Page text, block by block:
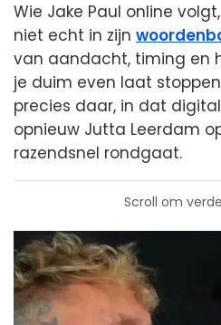
Wie Jake Paul online
niet echt in zijn
van aandacht, timing en
je duim even laat
precies daar, in dat
opnieuw Jutta Leerdam
razendsnel rondgaat.
Scroll om